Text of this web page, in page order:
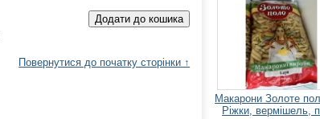
Повернутися до початку сторінки ↑
Макарони Золоте
Ріжки, вермішель,